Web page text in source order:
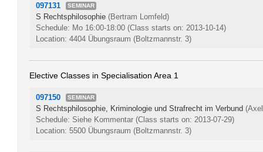
097131 SEMINAR
S Rechtsphilosophie (Bertram Lomfeld)
Schedule: Mo 16:00-18:00 (Class starts on: 2013-10-14)
Location: 4404 Übungsraum (Boltzmannstr. 3)
Elective Classes in Specialisation Area 1
097150 SEMINAR
S Rechtsphilosophie, Kriminologie und Strafrecht im Verbund
Schedule: Siehe Kommentar (Class starts on: 2013-07-29)
Location: 5500 Übungsraum (Boltzmannstr. 3)